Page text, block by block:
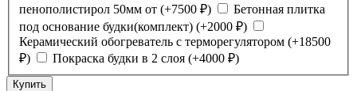
пенополистирол 50мм от (+7500 ₽)
под основание будки(комплект) (+2000 ₽)
Керамический обогреватель с терморегулятором (+18500
₽) Покраска будки в 2 слоя (+4000 ₽)